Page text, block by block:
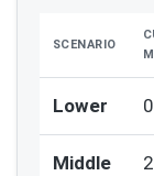
SCENARIO
Lower
Middle